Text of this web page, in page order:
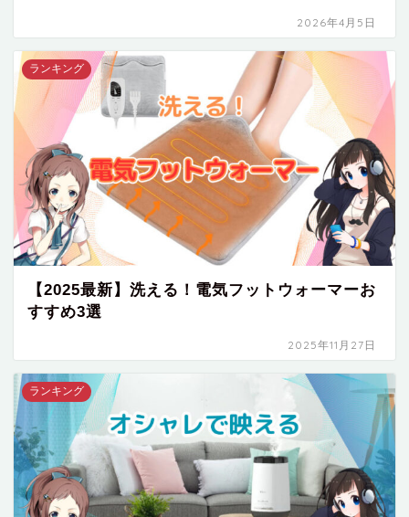
2026年4月5日
ランキング
【2025最新】洗える！電気フットウォーマーお
すすめ3選
2025年11月27日
ランキング